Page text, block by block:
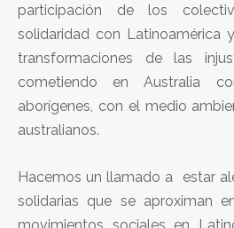
participación de los
solidaridad con
transformaciones de las
cometiendo en Australia
aborígenes, con el medio
australianos.
Hacemos un llamado a estar
solidarias que se aproximan